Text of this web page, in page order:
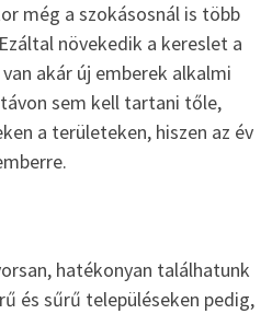
még a szokásosnál is több
növekedik a kereslet a
akár új emberek alkalmi
sem kell tartani tőle,
a területeken, hiszen az év
hatékonyan találhatunk
és sűrű településeken pedig,